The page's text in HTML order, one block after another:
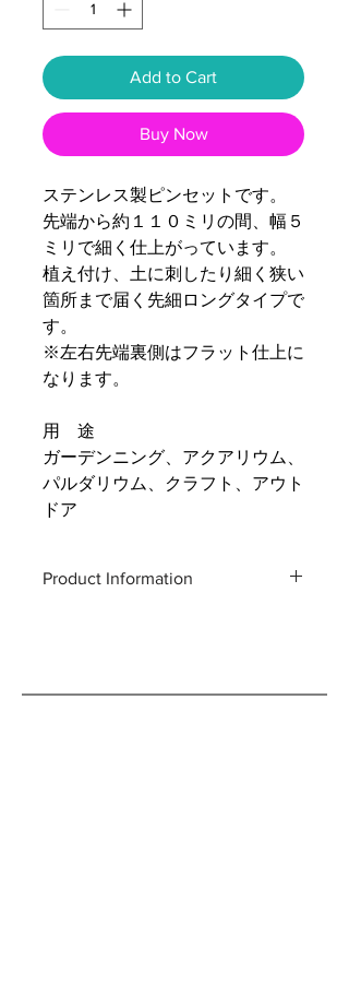
Add to Cart
Buy Now
ステンレス製ピンセットです。
先端から約１１０ミリの間、幅５
ミリで細く仕上がっています。
植え付け、土に刺したり細く狭い
箇所まで届く先細ロングタイプで
す。
※左右先端裏側はフラット仕上に
なります。
用 途
ガーデンニング、アクアリウム、
パルダリウム、クラフト、アウト
ドア
Product Information